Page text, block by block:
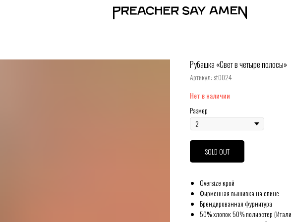
Рубашка «Свет в четыре полосы»
Артикул: st0024
Нет в наличии
Размер
SOLD OUT
Oversize крой
Фирменная вышивка на спине
Брендированная фурнитура
50% хлопок 50% полиэстер